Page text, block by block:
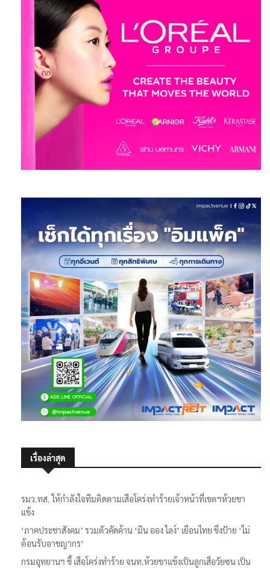
เรื่องล่าสุด
รมว.ทส. ให้กำลังใจทีมติดตามเสือโคร่งทำร้ายเจ้าหน้าที่เขตฯห้วยขา
แข้ง
‘ภาคประชาสังคม’ รวมตัวคัดค้าน ‘มิน ออง ไลง์’ เยือนไทย ขึงป้าย ‘ไม่
ต้อนรับอาชญากร’
กรมอุทยานฯ ชี้ เสือโคร่งทำร้าย จนท.ห้วยขาแข้งเป็นลูกเสือวัยซน เป็น